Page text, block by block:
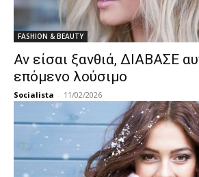
FASHION & BEAUTY
Αν είσαι ξανθιά, ΔΙΑΒΑΣΕ
επόμενο λούσιμο
Socialista - 11/02/2026